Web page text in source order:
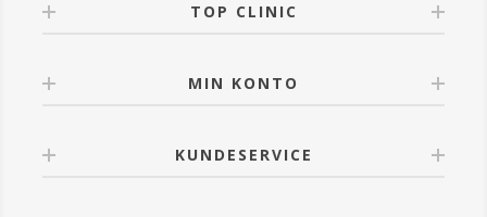
TOP CLINIC
MIN KONTO
KUNDESERVICE